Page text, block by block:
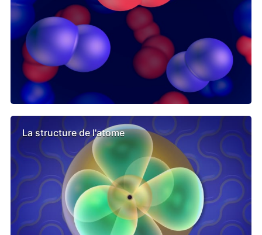
La structure de l'atome